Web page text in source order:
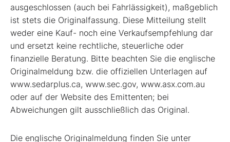
ausgeschlossen (auch bei Fahrlässigkeit), maßgeblich
ist stets die Originalfassung. Diese Mitteilung stellt
weder eine Kauf- noch eine Verkaufsempfehlung dar
und ersetzt keine rechtliche, steuerliche oder
finanzielle Beratung. Bitte beachten Sie die englische
Originalmeldung bzw. die offiziellen Unterlagen auf
www.sedarplus.ca, www.sec.gov, www.asx.com.au
oder auf der Website des Emittenten; bei
Abweichungen gilt ausschließlich das Original.
Die englische Originalmeldung finden Sie unter